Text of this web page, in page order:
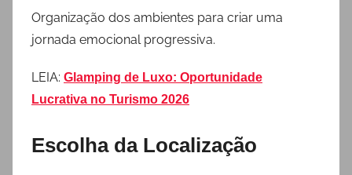
Organização dos ambientes para criar uma
jornada emocional progressiva.
LEIA: Glamping de Luxo: Oportunidade
Lucrativa no Turismo 2026
Escolha da Localização